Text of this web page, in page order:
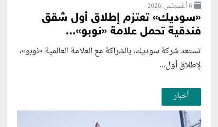
6 أغسطس ,2026
«سوديك» تعتزم إطلاق أول شقق
فندقية تحمل علامة «نوبو»...
تستعد شركة سوديك، بالشراكة مع العلامة العالمية «نوبو»،
لإطلاق أول...
أخبار